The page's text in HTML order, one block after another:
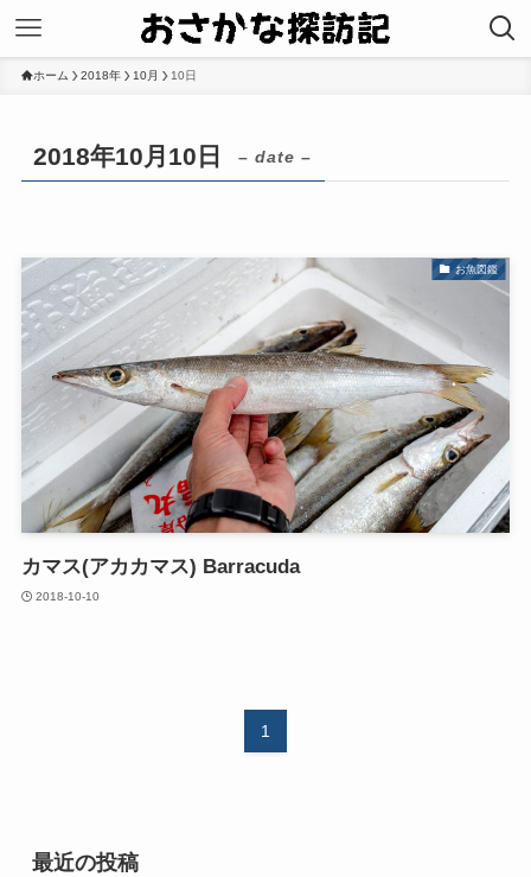
ホーム 2018年 10月 10日
2018年10月10日 – date –
お魚図鑑
カマス(アカカマス) Barracuda
2018-10-10
1
最近の投稿